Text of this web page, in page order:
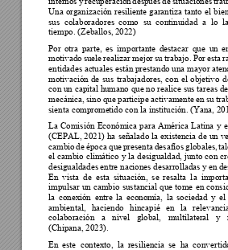
Una organización resiliente garantiza tanto el
sus colaboradores como su continuidad a lo
tiempo. (Zeballos, 2022)
Por otra parte, es importante destacar que un
motivado suele realizar mejor su trabajo. Por esta
entidades actuales están prestando una mayor
motivación de sus trabajadores, con el objetivo
con un capital humano que no realice sus tareas
mecánica, sino que participe activamente en su
sienta comprometido con la institución. (Yana,
La Comisión Económica para América Latina y
(CEPAL, 2021) ha señalado la existencia de un
cambio de época que presenta desafíos globales,
el cambio climático y la desigualdad, junto con
desigualdades entre naciones desarrolladas y en
En vista de esta situación, se resalta la
impulsar un cambio sustancial que tome en
la conexión entre la economía, la sociedad y el
ambiental,
haciendo hincapié en la
colaboración a nivel global, multilateral y
(Chipana, 2023).
En este contexto, la resiliencia se ha